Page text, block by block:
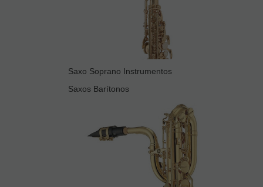
Saxo Soprano Instrumentos
Saxos Barítonos